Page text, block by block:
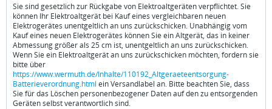
Sie sind gesetzlich zur Rückgabe von Elektroaltgeräten verpflichtet. Sie
können Ihr Elektroaltgerät bei Kauf eines vergleichbaren neuen
Elektrogerätes unentgeltlich an uns zurückschicken. Unabhängig vom
Kauf eines neuen Elektrogerätes können Sie ein Altgerät, das in keiner
Abmessung größer als 25 cm ist, unentgeltlich an uns zurückschicken.
Wenn Sie ein Elektroaltgerät an uns zurückschicken möchten, fordern sie
bitte über
https://www.wermuth.de/Inhalte/110192_Altgeraeteentsorgung-
Batterieverordnung.html ein Versandlabel an. Bitte beachten Sie, dass
Sie für das Löschen personenbezogener Daten auf den zu entsorgenden
Geräten selbst verantwortlich sind.